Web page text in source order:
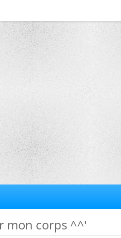
mon corps ^^'